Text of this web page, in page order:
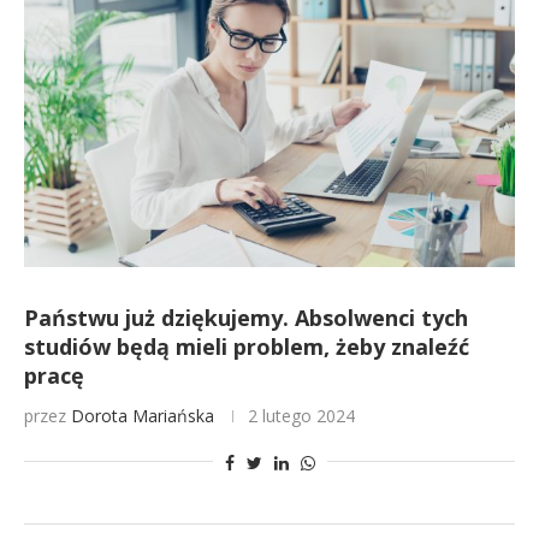
Państwu już dziękujemy. Absolwenci tych
studiów będą mieli problem, żeby znaleźć
pracę
przez Dorota Mariańska 2 lutego 2024